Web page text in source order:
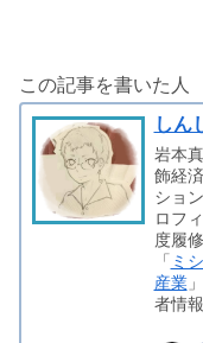
この記事を書いた人
しん
岩本
飾経
ショ
ロフ
度履
「 ミ
産業
者情